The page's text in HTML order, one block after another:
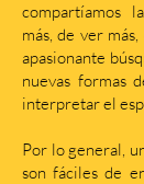
compartíamos
más, de ver
apasionante
nuevas formas
interpretar el
Por lo general,
son fáciles de